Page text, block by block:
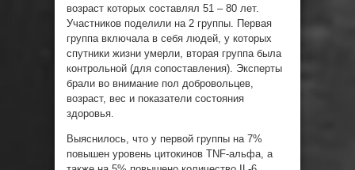
возраст которых составлял 51 – 80 лет.
Участников поделили на 2 группы. Первая
группа включала в себя людей, у которых
спутники жизни умерли, вторая группа была
контрольной (для сопоставления). Эксперты
брали во внимание пол добровольцев,
возраст, вес и показатели состояния
здоровья.
Выяснилось, что у первой группы на 7%
повышен уровень цитокинов TNF-альфа, а